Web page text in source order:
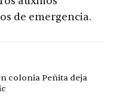
de emergencia.
colonia Peñita deja